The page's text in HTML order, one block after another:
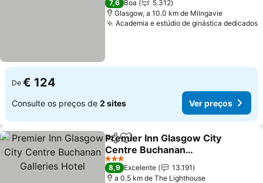
7,6 Boa
5.312
Glasgow, a 10.0 km de Milngavie
Academia e estúdio de ginástica dedicados
De € 124
Consulte os preços de 2 sites Ver preços
PartilharAdicionar aos favoritos
Premier Inn Glasgow City
Centre Buchanan
Galleries Hotel
3 Estrelas
8,9 Excelente
13.191
a 0.5 km de The Lighthouse